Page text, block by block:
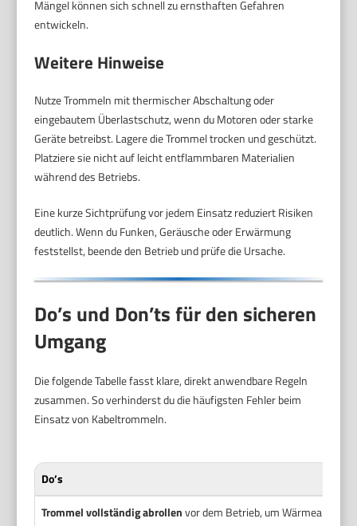
Mängel können sich schnell zu ernsthaften Gefahren
entwickeln.
Weitere Hinweise
Nutze Trommeln mit thermischer Abschaltung oder
eingebautem Überlastschutz, wenn du Motoren oder starke
Geräte betreibst. Lagere die Trommel trocken und geschützt.
Platziere sie nicht auf leicht entflammbaren Materialien
während des Betriebs.
Eine kurze Sichtprüfung vor jedem Einsatz reduziert Risiken
deutlich. Wenn du Funken, Geräusche oder Erwärmung
feststellst, beende den Betrieb und prüfe die Ursache.
Do’s und Don’ts für den sicheren
Umgang
Die folgende Tabelle fasst klare, direkt anwendbare Regeln
zusammen. So verhinderst du die häufigsten Fehler beim
Einsatz von Kabeltrommeln.
Do’s
Trommel vollständig abrollenvor dem Betrieb, um Wärmeabfuhr